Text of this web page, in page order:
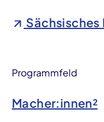
Programmfeld
Macher:innen²